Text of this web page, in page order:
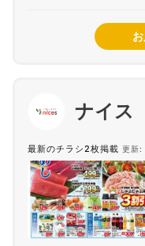
ナイス
最新のチラシ2枚掲載 更新: